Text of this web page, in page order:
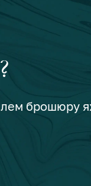
брошюру